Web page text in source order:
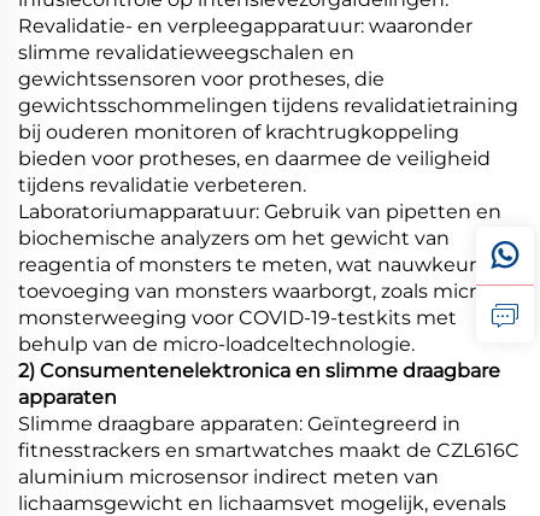
Revalidatie- en verpleegapparatuur: waaronder
slimme revalidatieweegschalen en
gewichtssensoren voor protheses, die
gewichtsschommelingen tijdens revalidatietraining
bij ouderen monitoren of krachtrugkoppeling
bieden voor protheses, en daarmee de veiligheid
tijdens revalidatie verbeteren.
Laboratoriumapparatuur: Gebruik van pipetten en
biochemische analyzers om het gewicht van
reagentia of monsters te meten, wat nauwkeurige
toevoeging van monsters waarborgt, zoals micro-
monsterweeging voor COVID-19-testkits met
behulp van de micro-loadceltechnologie.
2) Consumentenelektronica en slimme draagbare
apparaten
Slimme draagbare apparaten: Geïntegreerd in
fitnesstrackers en smartwatches maakt de CZL616C
aluminium microsensor indirect meten van
lichaamsgewicht en lichaamsvet mogelijk, evenals